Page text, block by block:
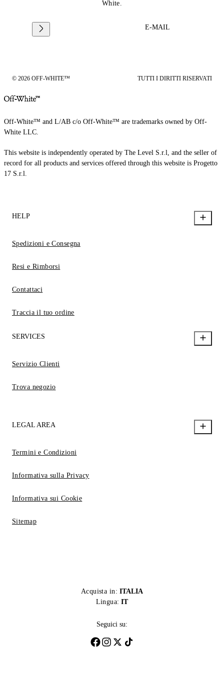
White.
E-MAIL
© 2026 OFF-WHITE™ TUTTI I DIRITTI RISERVATI
Off-White™ and L/AB c/o Off-White™ are trademarks owned by Off-
White LLC.
This website is independently operated by The Level S.r.l, and the seller of
record for all products and services offered through this website is Progetto
17 S.r.l.
HELP
Spedizioni e Consegna
Resi e Rimborsi
Contattaci
Traccia il tuo ordine
SERVICES
Servizio Clienti
Trova negozio
LEGAL AREA
Termini e Condizioni
Informativa sulla Privacy
Informativa sui Cookie
Sitemap
Acquista in: ITALIA
Lingua: IT
Seguici su: